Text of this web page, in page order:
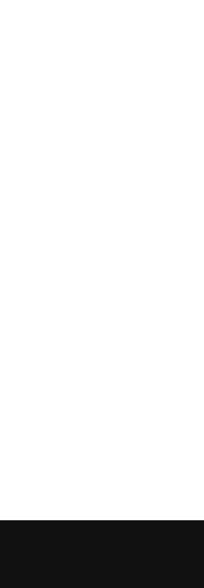
– CLAAS Xerion 4200 Saddle
einiges Passiert… Hier das Lustigste
Zuckerrüben Feldmaus Ropa 6d Ernte